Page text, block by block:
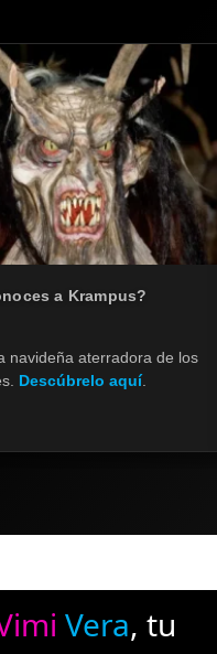
a Krampus?
navideña aterradora de los
Descúbrelo aquí.
Vera, tu